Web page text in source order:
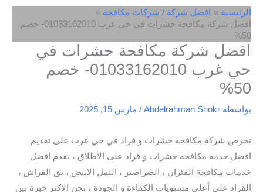
الرئيسية
افضل شركة / شركات مكافحة
افضل شركة مكافحة حشرات في حي غرب 01033162010- خصم
50%
افضل شركة مكافحة حشرات في
حي غرب 01033162010- خصم
50%
بواسطة Abdelrahman Shokr
/ مارس 15, 2025
تحرص شركة مكافحة حشرات و قراد في حي غرب على تقديم
افضل خدمة مكافحة حشرات و قراد على الاطلاق ، نقدم افضل
خدمات مكافحة الفئران ، الصراصير ، النمل الابيض ، بق الفراش ،
القراد على أعلى مستويات الكفاءة و الجودة ، نحن الاكثر خبرة بين